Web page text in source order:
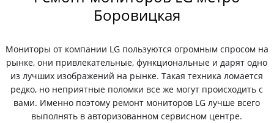
Боровицкая
Мониторы от компании LG пользуются огромным спросом на
рынке, они привлекательные, функциональные и дарят одно
из лучших изображений на рынке. Такая техника ломается
редко, но неприятные поломки все же могут происходить с
вами. Именно поэтому ремонт мониторов LG лучше всего
выполнять в авторизованном сервисном центре.